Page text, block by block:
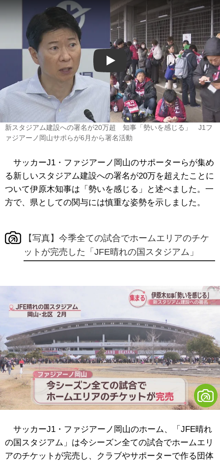
Play
新スタジアム建設への署名が20万超 知事「勢いを感じる」 J1フ
ァジアーノ岡山サポらが6月から署名活動
サッカーJ1・ファジアーノ岡山のサポーターらが集め
る新しいスタジアム建設への署名が20万を超えたことに
ついて伊原木知事は「勢いを感じる」と述べました。一
方で、県としての関与には慎重な姿勢を示しました。
【写真】今季全ての試合でホームエリアのチケ
ットが完売した「JFE晴れの国スタジアム」
サッカーJ1・ファジアーノ岡山のホーム、「JFE晴れ
の国スタジアム」は今シーズン全ての試合でホームエリ
アのチケットが完売し、クラブやサポーターで作る団体